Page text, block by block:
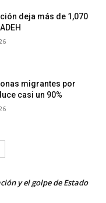
deja más de 1,070
migrantes por
casi un 90%
y el golpe de Estado